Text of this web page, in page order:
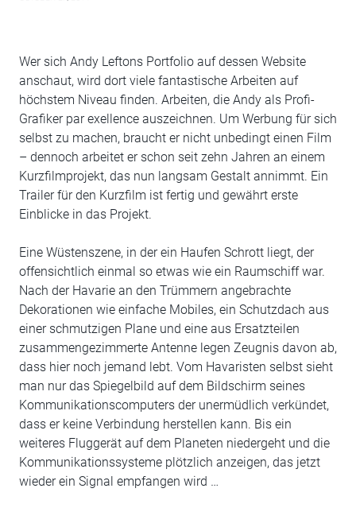
Wer sich Andy Leftons Portfolio auf dessen Website
anschaut, wird dort viele fantastische Arbeiten auf
höchstem Niveau finden. Arbeiten, die Andy als Profi-
Grafiker par exellence auszeichnen. Um Werbung für sich
selbst zu machen, braucht er nicht unbedingt einen Film
– dennoch arbeitet er schon seit zehn Jahren an einem
Kurzfilmprojekt, das nun langsam Gestalt annimmt. Ein
Trailer für den Kurzfilm ist fertig und gewährt erste
Einblicke in das Projekt.
Eine Wüstenszene, in der ein Haufen Schrott liegt, der
offensichtlich einmal so etwas wie ein Raumschiff war.
Nach der Havarie an den Trümmern angebrachte
Dekorationen wie einfache Mobiles, ein Schutzdach aus
einer schmutzigen Plane und eine aus Ersatzteilen
zusammengezimmerte Antenne legen Zeugnis davon ab,
dass hier noch jemand lebt. Vom Havaristen selbst sieht
man nur das Spiegelbild auf dem Bildschirm seines
Kommunikationscomputers der unermüdlich verkündet,
dass er keine Verbindung herstellen kann. Bis ein
weiteres Fluggerät auf dem Planeten niedergeht und die
Kommunikationssysteme plötzlich anzeigen, das jetzt
wieder ein Signal empfangen wird …